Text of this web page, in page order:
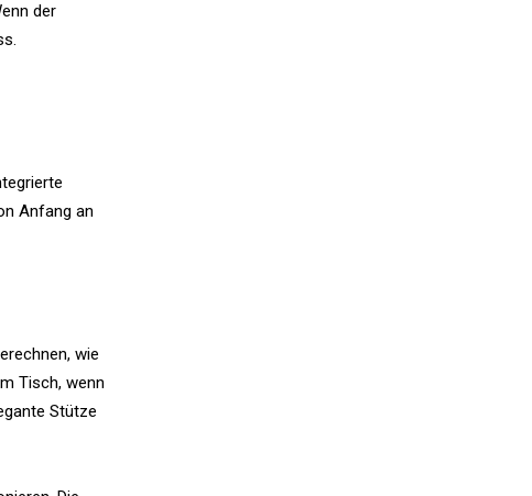
der
Anfang an
wie
Tisch, wenn
Stütze